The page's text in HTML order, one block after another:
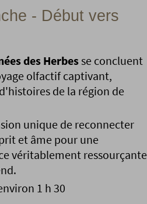
- Début vers
des Herbesse concluent
olfactif captivant,
de la région de
unique de reconnecter
et âme pour une
véritablement ressourçante
1 h 30